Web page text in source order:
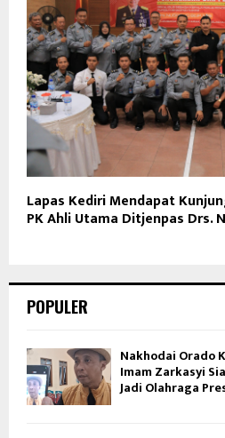
Lapas Kediri Mendapat
PK Ahli Utama Ditjenpas Drs.
POPULER
Nakhodai Orado
Imam Zarkasyi
Jadi Olahraga